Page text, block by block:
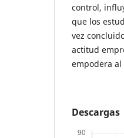
control,
que los
vez
actitud
empodera
Descargas